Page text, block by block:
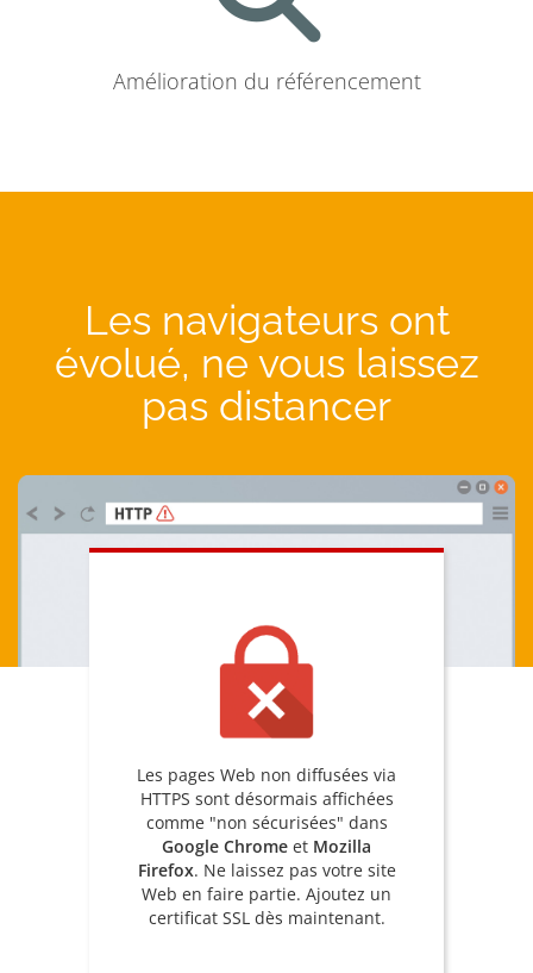
Amélioration du référencement
Les navigateurs ont
évolué, ne vous laissez
pas distancer
Les pages Web non diffusées via
HTTPS sont désormais affichées
comme "non sécurisées" dans
Google Chrome et Mozilla
Firefox. Ne laissez pas votre site
Web en faire partie. Ajoutez un
certificat SSL dès maintenant.